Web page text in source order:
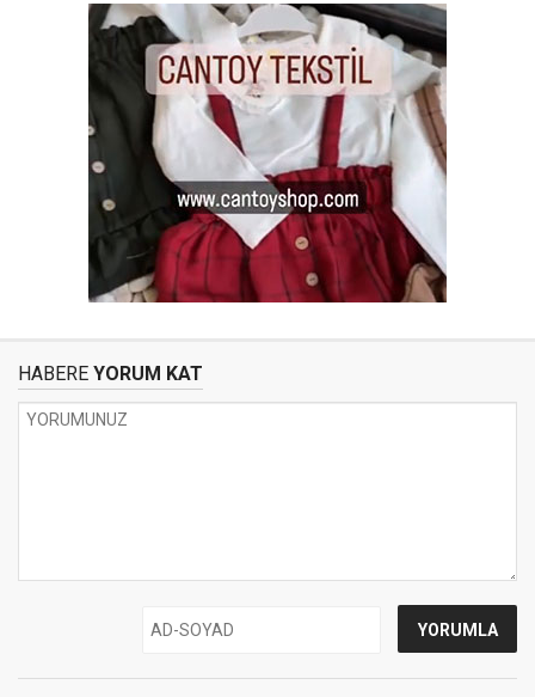
HABERE YORUM KAT